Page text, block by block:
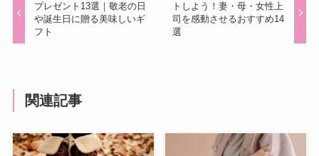
プレゼント13選｜敬老の日
や誕生日に贈る美味しいギ
フト
トしよう！妻・母・女性上
司を感動させるおすすめ14
選
関連記事